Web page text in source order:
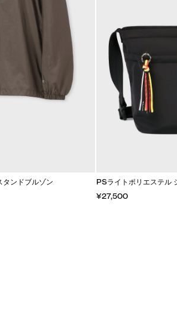
ンドブルゾン
PSライトポリエステル
¥27,500